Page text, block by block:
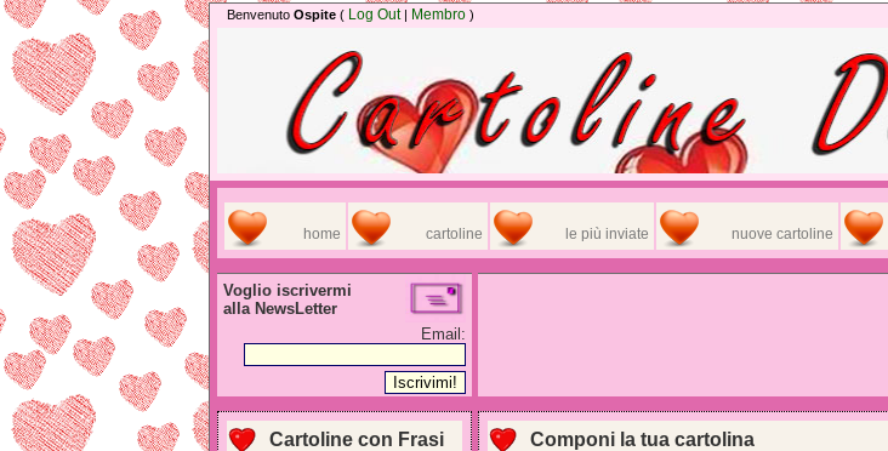
Benvenuto Ospite ( Log Out| Membro )
home cartoline le più inviate nuove cartoline
Voglio iscrivermi
alla NewsLetter
Email:
Cartoline con Frasi Componi la tua cartolina